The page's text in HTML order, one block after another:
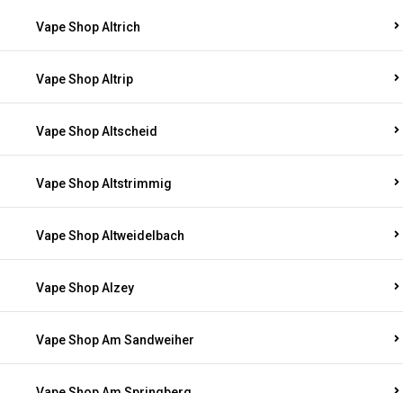
Vape Shop Altrich
Vape Shop Altrip
Vape Shop Altscheid
Vape Shop Altstrimmig
Vape Shop Altweidelbach
Vape Shop Alzey
Vape Shop Am Sandweiher